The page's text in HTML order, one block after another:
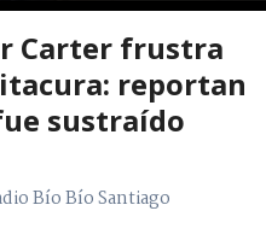
Carter frustra
reportan
sustraído
Bío Bío Santiago